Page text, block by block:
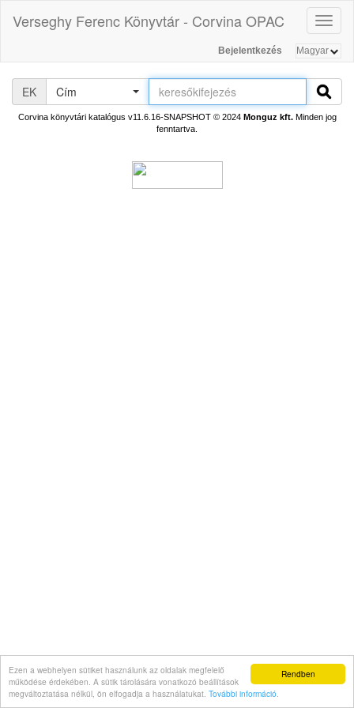
Rendben
Ezen a webhelyen sütiket használunk az oldalak megfelelő
működése érdekében. A sütik tárolására vonatkozó beállítások
megváltoztatása nélkül, ön elfogadja a használatukat. További információ.
Verseghy Ferenc Könyvtár - Corvina OPAC
Bejelentkezés
EK Cím
Corvina könyvtári katalógus v11.6.16-SNAPSHOT© 2024 Monguz kft.Minden jog
fenntartva.